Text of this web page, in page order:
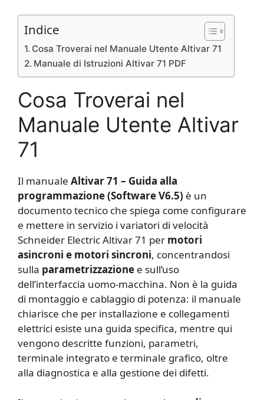
Indice
Cosa Troverai nel Manuale Utente Altivar 71
Manuale di Istruzioni Altivar 71 PDF
Cosa Troverai nel
Manuale Utente Altivar
71
Il manuale Altivar 71 – Guida alla
programmazione (Software V6.5) è un
documento tecnico che spiega come configurare
e mettere in servizio i variatori di velocità
Schneider Electric Altivar 71 per motori
asincroni e motori sincroni, concentrandosi
sulla parametrizzazione e sull’uso
dell’interfaccia uomo-macchina. Non è la guida
di montaggio e cablaggio di potenza: il manuale
chiarisce che per installazione e collegamenti
elettrici esiste una guida specifica, mentre qui
vengono descritte funzioni, parametri,
terminale integrato e terminale grafico, oltre
alla diagnostica e alla gestione dei difetti.